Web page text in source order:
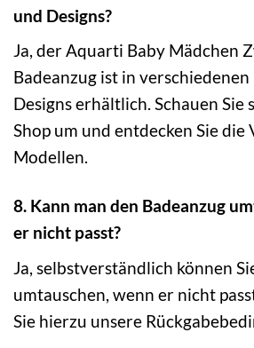
und Designs?
Ja, der Aquarti Baby Mädchen
Badeanzug ist in
Designs erhältlich. Schauen Sie
Shop um und entdecken Sie die
Modellen.
8. Kann man den Badeanzug
er nicht passt?
Ja, selbstverständlich können
umtauschen, wenn er nicht
Sie hierzu unsere